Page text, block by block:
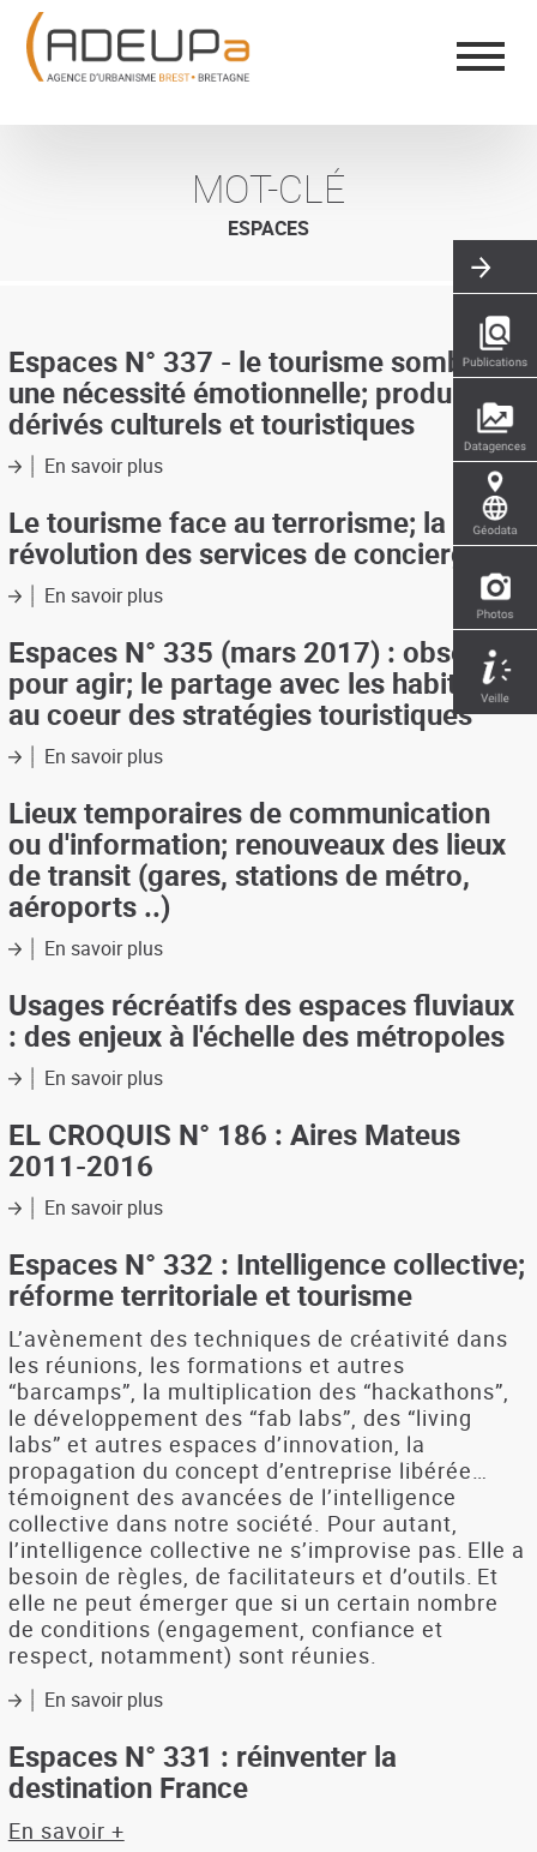
Aller
contenu
principal
MOT-CLÉ
ESPACES
Espaces N° 337 - le tourisme sombre,
une nécessité émotionnelle; produits
dérivés culturels et touristiques
En savoir plussur
N°
337
-
tourisme
sombre,
une
nécessité
émotionnelle;
produits
dérivés
et
touristiques
Le tourisme face au terrorisme; la
révolution des services de conciergerie
En savoir plussur
tourisme
face
au
terrorisme;
révolution
services
de
conciergerie
Espaces N° 335 (mars 2017) : observer
pour agir; le partage avec les habitants
au coeur des stratégies touristiques
En savoir plussur
N°
335
(mars
2017)
:
observer
pour
le
partage
avec
habitants
coeur
touristiques
Lieux temporaires de communication
ou d'information; renouveaux des lieux
de transit (gares, stations de métro,
aéroports ..)
En savoir plussur
temporaires
de
communication
d'information;
des
transit
stations
de
métro,
aéroports
..)
Usages récréatifs des espaces fluviaux
: des enjeux à l'échelle des métropoles
En savoir plussur
récréatifs
des
:
enjeux
à
des
métropoles
EL CROQUIS N° 186 : Aires Mateus
2011-2016
En savoir plussur
CROQUIS
N°
186
Aires
Mateus
2011-
2016
Espaces N° 332 : Intelligence collective;
réforme territoriale et tourisme
L’avènement des techniques de créativité dans
les réunions, les formations et autres
“barcamps”, la multiplication des “hackathons”,
le développement des “fab labs”, des “living
labs” et autres espaces d’innovation, la
propagation du concept d’entreprise libérée…
témoignent des avancées de l’intelligence
collective dans notre société. Pour autant,
l’intelligence collective ne s’improvise pas. Elle a
besoin de règles, de facilitateurs et d’outils. Et
elle ne peut émerger que si un certain nombre
de conditions (engagement, confiance et
respect, notamment) sont réunies.
En savoir plussur
N°
332
:
Espaces N° 331 : réinventer la
destination France
En savoir +
Panneau de gestion des cookies